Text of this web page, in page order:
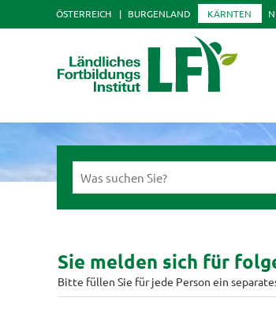
ÖSTERREICH BURGENLAND KÄRNTEN
Sie melden sich für
Bitte füllen Sie für jede Person ein